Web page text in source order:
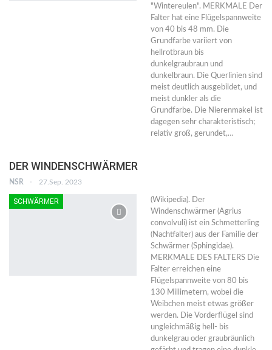
"Wintereulen". MERKMALE Der
Falter hat eine Flügelspannweite
von 40 bis 48 mm. Die
Grundfarbe variiert von
hellrotbraun bis
dunkelgraubraun und
dunkelbraun. Die Querlinien sind
meist deutlich ausgebildet, und
meist dunkler als die
Grundfarbe. Die Nierenmakel ist
dagegen sehr charakteristisch;
relativ groß, gerundet,…
DER WINDENSCHWÄRMER
NSR 27.Sep. 2023
SCHWÄRMER
(Wikipedia). Der
Windenschwärmer (Agrius
convolvuli) ist ein Schmetterling
(Nachtfalter) aus der Familie der
Schwärmer (Sphingidae).
MERKMALE DES FALTERS Die
Falter erreichen eine
Flügelspannweite von 80 bis
130 Millimetern, wobei die
Weibchen meist etwas größer
werden. Die Vorderflügel sind
ungleichmäßig hell- bis
dunkelgrau oder graubräunlich